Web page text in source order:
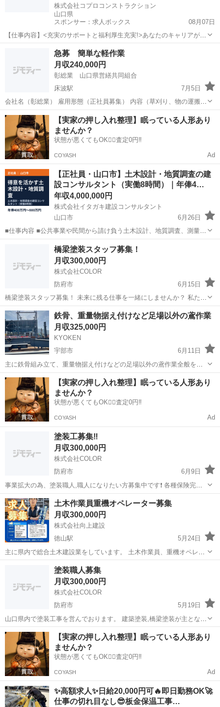
株式会社コプロコンストラクション
山口県
スポンサー：求人ボックス
08月07日
【仕事内容】<充実のサポートと福利厚生充実!>あなたのキャリアが活
かせるお仕事 大手で安心して働ける環境です 40代・50代・60代の方
が活躍されています <募集要項> <職種> 土木施工管理/山口県下松市:
新築工事・ブランクOK...
急募 簡単な軽作業
月収240,000円
彰総業 山口県営繕共同組合
床波駅
7月5日
会社名（彰総業） 雇用形態（正社員募集） 内容（草刈り、物の運搬、
公共工事） 公共工事の準ずる簡単な作業、土木、伐採、その他、夜
間とかもあります！資格もありますがこちらが出します！服とかも支
給します やる気と元気があれば...
山口 宇部市 床波駅 その他 未経験
【実家の押し入れ整理】眠っている人形あり
ませんか？
状態が悪くてもOK🙆‍♀️査定0円‼️
COYASH Ad
【正社員・山口市】土木設計・地質調査の建
設コンサルタント（実働8時間）｜年俸4…
年収4,000,000円
株式会社イタガキ建設コンサルタント
山口市
6月26日
■仕事内容 ■公共事業や民間から請け負う土木設計、地質調査、測量、
補償コンサルタント業務を ご経験や得意領域に基づいてお任せしま
川、防災、上下水道...
山口市 土木 業務
橋梁塗装スタッフ募集！
月収300,000円
株式会社COLOR
防府市
6月15日
橋梁塗装スタッフ募集！ 未来に残る仕事を一緒にしませんか？ 私たち
は橋梁・鋼構造物の塗装工事を専門に行っています。 高速道路や大橋
など、人々の暮らしを支える重要なインフラを守る仕事です。 募集職
種 橋梁塗装工・現場作業スタッ...
山口 防府市 土木
鉄骨、重量物据え付けなど足場以外の鳶作業
月収325,000円
KYOKEN
宇部市
6月11日
主に鉄骨組み立て、重量物据え付けなどの足場以外の鳶作業全般を業
種としています 機械、発電所、一般の建物など物を作る楽しさ。現場
の最前線でクレーンを使い建物を形造る鳶の花形です 経験不問、身体
動かすのが好きな人。 基本が高所作...
山口 宇部市 鳶職 重量
【実家の押し入れ整理】眠っている人形あり
ませんか？
状態が悪くてもOK🙆‍♀️査定0円‼️
COYASH Ad
塗装工募集‼️
月収300,000円
株式会社COLOR
防府市
6月9日
事業拡大の為、塗装職人,職人になりたい方募集中です❗️ 各種保険完備,
賞与有り 仕事量も安定していて確実に伸びる会社です。 興味ある方連
絡お待ちしています❗️
山口 防府市 その他 塗装工
土木作業員重機オペレーター募集
月収300,000円
株式会社向上建設
徳山駅
5月24日
主に県内で総合土木建設業をしています。 土木作業員、重機オペレー
ター大募集！ 未経験者でも大歓迎 資格取得費用会社負担 各種保険完
備 通勤手当有り 今の会社に不満のある方、給料相談気軽に相談してく
周南市 徳山駅 その他
塗装職人募集
月収300,000円
株式会社COLOR
防府市
5月19日
山口県内で塗装工事を営んでおります。 建築塗装,橋梁塗装が主となり
ます。 仕事量は安定しており環境が良い為、 離職率は他の会社と比べ
てとても低いです！ 経験0からでもしっかりと指導しますので 安心し
て応募してください👍 一緒...
山口 防府市 その他 職人
【実家の押し入れ整理】眠っている人形あり
ませんか？
状態が悪くてもOK🙆‍♀️査定0円‼️
COYASH Ad
✨高額求人✨日給20,000円可🔥即日勤務OK🚀
仕事の切れ目なし😎板金保温工事…